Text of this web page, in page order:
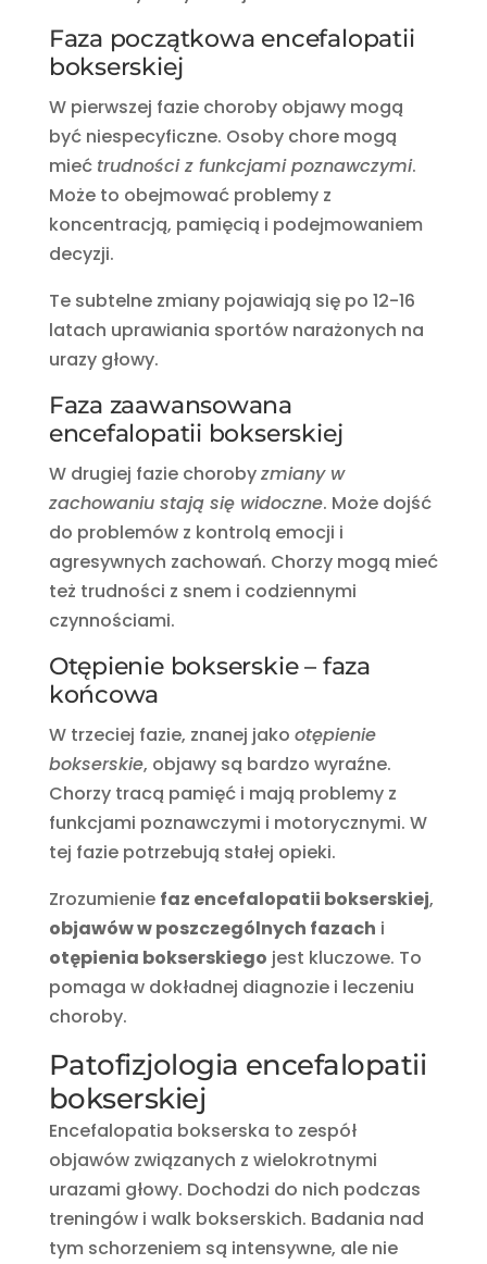
Faza początkowa encefalopatii
bokserskiej
W pierwszej fazie choroby objawy mogą
być niespecyficzne. Osoby chore mogą
mieć trudności z funkcjami poznawczymi.
Może to obejmować problemy z
koncentracją, pamięcią i podejmowaniem
decyzji.
Te subtelne zmiany pojawiają się po 12-16
latach uprawiania sportów narażonych na
urazy głowy.
Faza zaawansowana
encefalopatii bokserskiej
W drugiej fazie chorobyzmiany w
zachowaniu stają się widoczne. Może dojść
do problemów z kontrolą emocji i
agresywnych zachowań. Chorzy mogą mieć
też trudności z snem i codziennymi
czynnościami.
Otępienie bokserskie – faza
końcowa
W trzeciej fazie, znanej jako otępienie
bokserskie, objawy są bardzo wyraźne.
Chorzy tracą pamięć i mają problemy z
funkcjami poznawczymi i motorycznymi. W
tej fazie potrzebują stałej opieki.
Zrozumienie faz encefalopatii bokserskiej,
objawów w poszczególnych fazach i
otępienia bokserskiego jest kluczowe. To
pomaga w dokładnej diagnozie i leczeniu
choroby.
Patofizjologia encefalopatii
bokserskiej
Encefalopatia bokserska to zespół
objawów związanych z wielokrotnymi
urazami głowy. Dochodzi do nich podczas
treningów i walk bokserskich. Badania nad
tym schorzeniem są intensywne, ale nie